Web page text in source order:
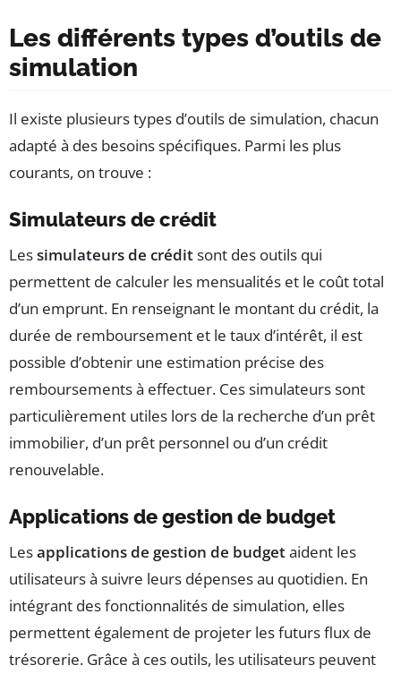
Les différents types d’outils de
simulation
Il existe plusieurs types d’outils de simulation, chacun
adapté à des besoins spécifiques. Parmi les plus
courants, on trouve :
Simulateurs de crédit
Lessimulateurs de créditsont des outils qui
permettent de calculer les mensualités et le coût total
d’un emprunt. En renseignant le montant du crédit, la
durée de remboursement et le taux d’intérêt, il est
possible d’obtenir une estimation précise des
remboursements à effectuer. Ces simulateurs sont
particulièrement utiles lors de la recherche d’un prêt
immobilier, d’un prêt personnel ou d’un crédit
renouvelable.
Applications de gestion de budget
Lesapplications de gestion de budgetaident les
utilisateurs à suivre leurs dépenses au quotidien. En
intégrant des fonctionnalités de simulation, elles
permettent également de projeter les futurs flux de
trésorerie. Grâce à ces outils, les utilisateurs peuvent